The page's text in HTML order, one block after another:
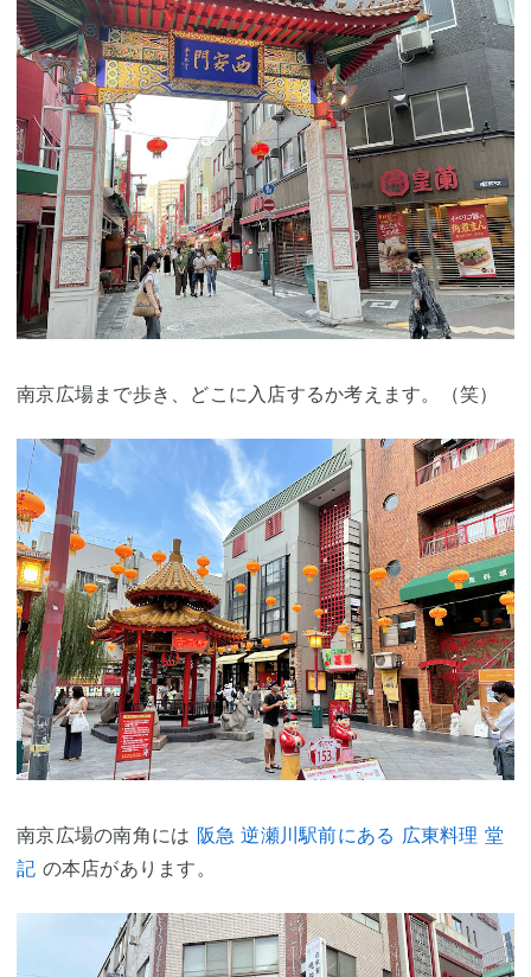
南京広場まで歩き、どこに入店するか考えます。（笑）
南京広場の南角には 阪急 逆瀬川駅前にある 広東料理 堂
記 の本店があります。